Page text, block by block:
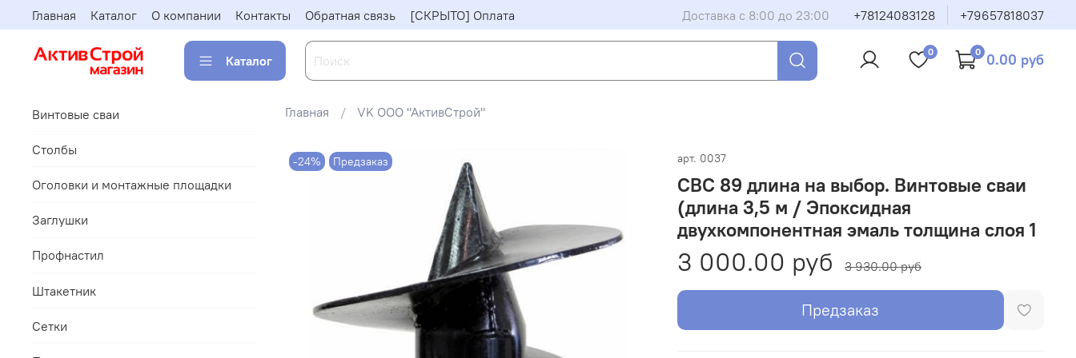
Главная Каталог О компании Контакты Обратная связь [СКРЫТО] Оплата Доставка с 8:00 до 23:00 +78124083128 +79657818037
Каталог
0 0 0.00 руб
Главная VK ООО "АктивСтрой"
-24% Предзаказ арт. 0037
СВС 89 длина на выбор. Винтовые сваи
(длина 3,5 м / Эпоксидная
двухкомпонентная эмаль толщина слоя 1
3 000.00 руб 3 930.00 руб
Предзаказ
Винтовые сваи
Столбы
Оголовки и монтажные площадки
Заглушки
Профнастил
Штакетник
Сетки